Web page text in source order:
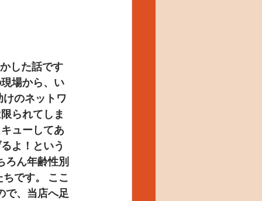
した話です
場から、い
のネットワ
られてしま
ューしてあ
よ！という
ろん年齢性別
です。 ここ
で、当店へ足